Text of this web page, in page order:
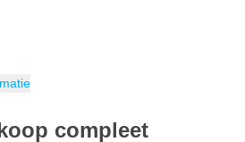
compleet